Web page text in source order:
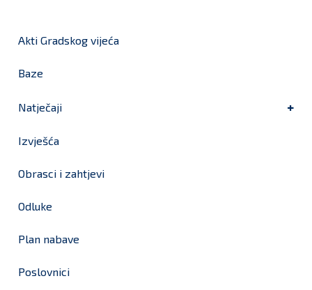
Akti Gradskog vijeća
Baze
Natječaji
Izvješća
Obrasci i zahtjevi
Odluke
Plan nabave
Poslovnici